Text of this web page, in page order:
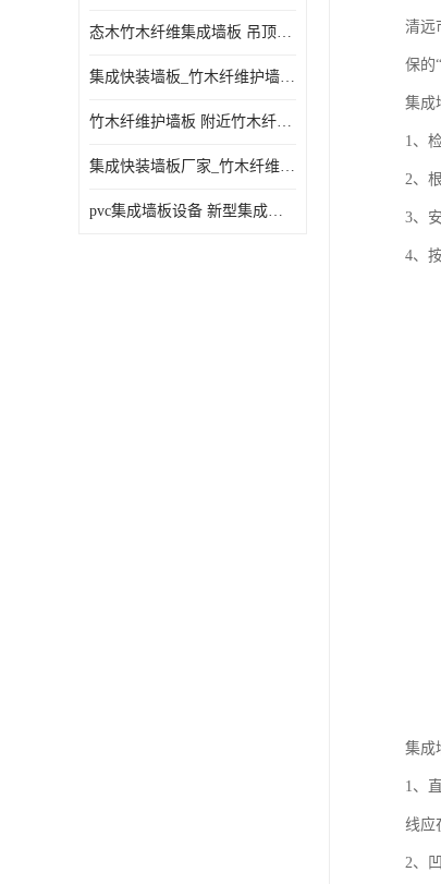
态木竹木纤维集成墙板 吊顶板材 扣板快装 护墙板
集成快装墙板_竹木纤维护墙板厂家_竹木纤维集成墙板厂家
竹木纤维护墙板 附近竹木纤维集成墙板厂
集成快装墙板厂家_竹木纤维护墙板厂家_竹木纤维集成墙板厂家
pvc集成墙板设备 新型集成墙板 厂家供应
清远
保的
集成
1、
2、
3、
4、
集成
1、
线应
2、